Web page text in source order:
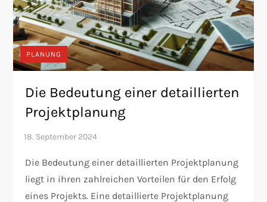
PLANUNG
Die Bedeutung einer detaillierten
Projektplanung
Die Bedeutung einer detaillierten Projektplanung
liegt in ihren zahlreichen Vorteilen für den Erfolg
eines Projekts. Eine detaillierte Projektplanung